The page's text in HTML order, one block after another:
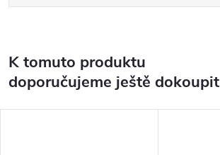
K tomuto produktu
doporučujeme ještě dokoupit